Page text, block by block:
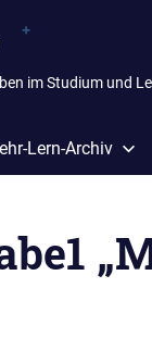
im Studium und
Lern-Archiv